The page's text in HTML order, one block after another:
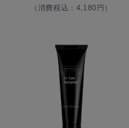
（消費税込：4,180円）